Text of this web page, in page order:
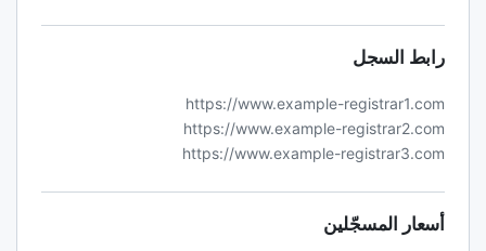
رابط السجل
https://www.example-registrar1.com
https://www.example-registrar2.com
https://www.example-registrar3.com
أسعار المسجّلين